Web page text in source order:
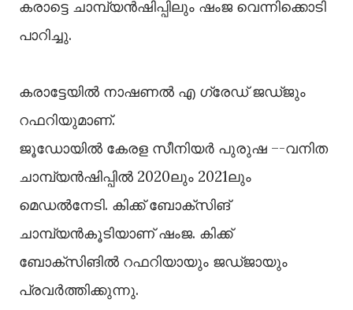
കരാട്ടെ ചാമ്പ്യൻഷിപ്പിലും ഷംജ വെന്നിക്കൊടി
പാറിച്ചു.
കരാട്ടേയിൽ നാഷണൽ എ ഗ്രേഡ്‌ ജഡ്‌ജും
റഫറിയുമാണ്‌.
ജൂഡോയിൽ കേരള സീനിയർ പുരുഷ –-വനിത
ചാമ്പ്യൻഷിപ്പിൽ 2020ലും 2021ലും
മെഡൽനേടി. കിക്ക്‌ ബോക്‌സിങ്‌
ചാമ്പ്യൻകൂടിയാണ്‌ ഷംജ. കിക്ക്‌
ബോക്‌സിങിൽ റഫറിയായും ജഡ്‌ജായും
പ്രവർത്തിക്കുന്നു.